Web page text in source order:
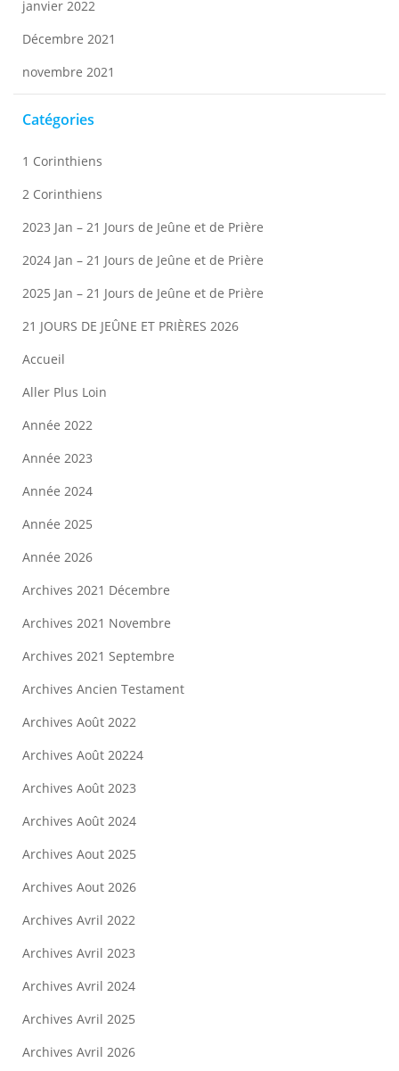
janvier 2022
Décembre 2021
novembre 2021
Catégories
1 Corinthiens
2 Corinthiens
2023 Jan – 21 Jours de Jeûne et de Prière
2024 Jan – 21 Jours de Jeûne et de Prière
2025 Jan – 21 Jours de Jeûne et de Prière
21 JOURS DE JEÛNE ET PRIÈRES 2026
Accueil
Aller Plus Loin
Année 2022
Année 2023
Année 2024
Année 2025
Année 2026
Archives 2021 Décembre
Archives 2021 Novembre
Archives 2021 Septembre
Archives Ancien Testament
Archives Août 2022
Archives Août 20224
Archives Août 2023
Archives Août 2024
Archives Aout 2025
Archives Aout 2026
Archives Avril 2022
Archives Avril 2023
Archives Avril 2024
Archives Avril 2025
Archives Avril 2026